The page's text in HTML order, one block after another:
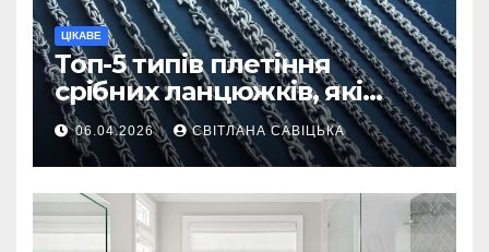
ЦІКАВЕ
Топ-5 типів плетіння
срібних ланцюжків, які
вважаються
найнадійнішими
06.04.2026 СВІТЛАНА САВІЦЬКА